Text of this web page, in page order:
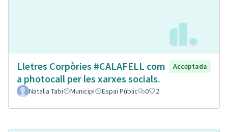
Lletres Corpòries #CALAFELL com
a photocall per les xarxes socials.
Acceptada
Natalia Tabi Municipi Espai Públic 0 2